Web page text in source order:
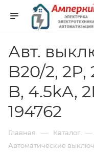
Авт.
B20/2, 2P,
B, 4.5kA,
194762
Главная — Каталог —
Автоматические